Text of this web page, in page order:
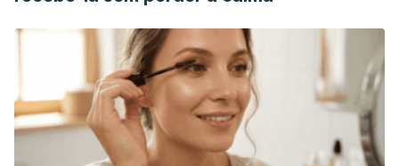
overeating: A randomized controlled trial. JAMA – J Am
Med Assoc. 2012;